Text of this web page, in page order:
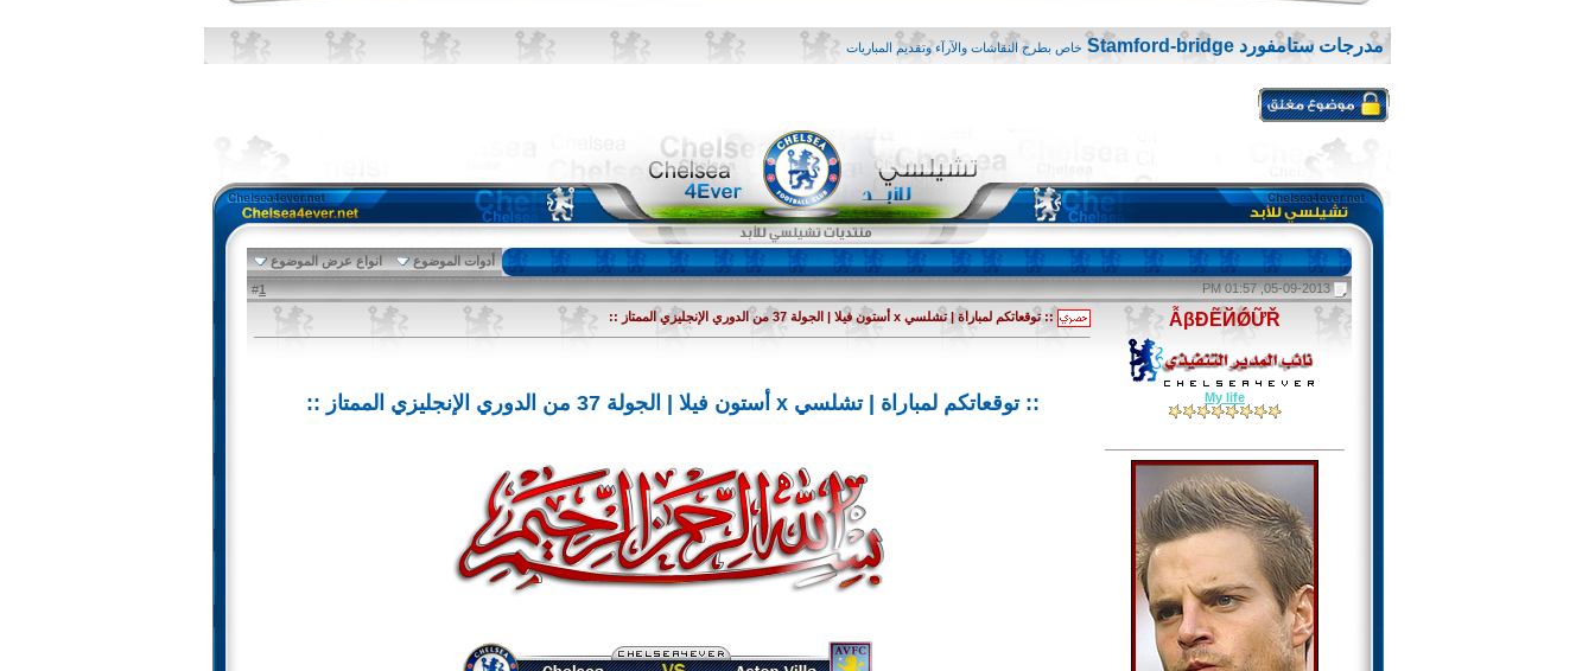
مدرجات ستامفورد Stamford-bridge خاص بطرح النقاشات والآرآء وتقديم المباريات
أدوات الموضوع
انواع عرض الموضوع
05-09-2013, 01:57 PM
#
1
ẪβĐẼЙǾỮŘ
My life
:: توقعاتكم لمباراة | تشلسي x أستون فيلا | الجولة 37 من الدوري الإنجليزي الممتاز ::
:: توقعاتكم لمباراة | تشلسي x أستون فيلا | الجولة 37 من الدوري الإنجليزي الممتاز ::